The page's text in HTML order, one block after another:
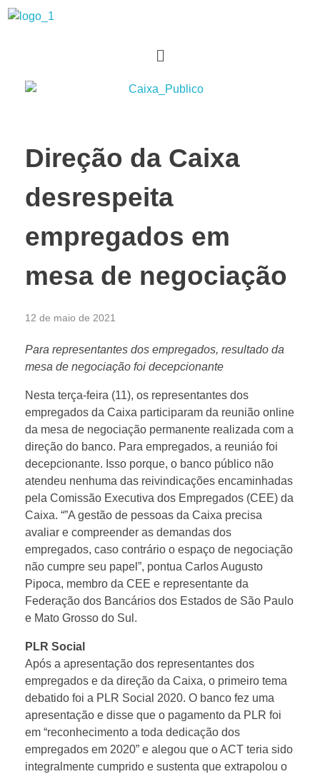
Direção da Caixa
desrespeita
empregados em
mesa de negociação
12 de maio de 2021
Para representantes dos empregados, resultado da
mesa de negociação foi decepcionante
Nesta terça-feira (11), os representantes dos
empregados da Caixa participaram da reunião online
da mesa de negociação permanente realizada com a
direção do banco. Para empregados, a reuniáo foi
decepcionante. Isso porque, o banco público não
atendeu nenhuma das reivindicações encaminhadas
pela Comissão Executiva dos Empregados (CEE) da
Caixa. “”A gestão de pessoas da Caixa precisa
avaliar e compreender as demandas dos
empregados, caso contrário o espaço de negociação
não cumpre seu papel”, pontua Carlos Augusto
Pipoca, membro da CEE e representante da
Federação dos Bancários dos Estados de São Paulo
e Mato Grosso do Sul.
PLR Social
Após a apresentação dos representantes dos
empregados e da direção da Caixa, o primeiro tema
debatido foi a PLR Social 2020. O banco fez uma
apresentação e disse que o pagamento da PLR foi
em “reconhecimento a toda dedicação dos
empregados em 2020” e alegou que o ACT teria sido
integralmente cumprido e sustenta que extrapolou o